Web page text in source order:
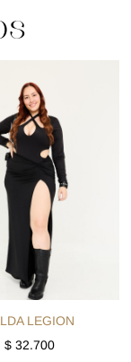
LEGION
$32.700